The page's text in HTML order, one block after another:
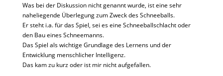
Was bei der Diskussion nicht genannt wurde, ist eine sehr
naheliegende Überlegung zum Zweck des Schneeballs.
Er steht i.a. für das Spiel, sei es eine Schneeballschlacht oder
den Bau eines Schneemanns.
Das Spiel als wichtige Grundlage des Lernens und der
Entwicklung menschlicher Intelligenz.
Das kam zu kurz oder ist mir nicht aufgefallen.